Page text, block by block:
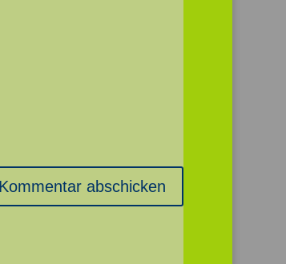
Kommentar abschicken